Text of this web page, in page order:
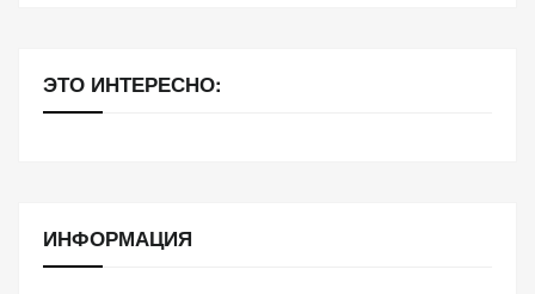
ЭТО ИНТЕРЕСНО:
ИНФОРМАЦИЯ